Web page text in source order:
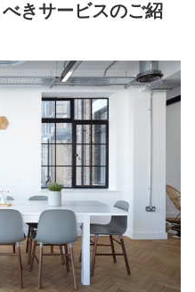
きサービスのご紹